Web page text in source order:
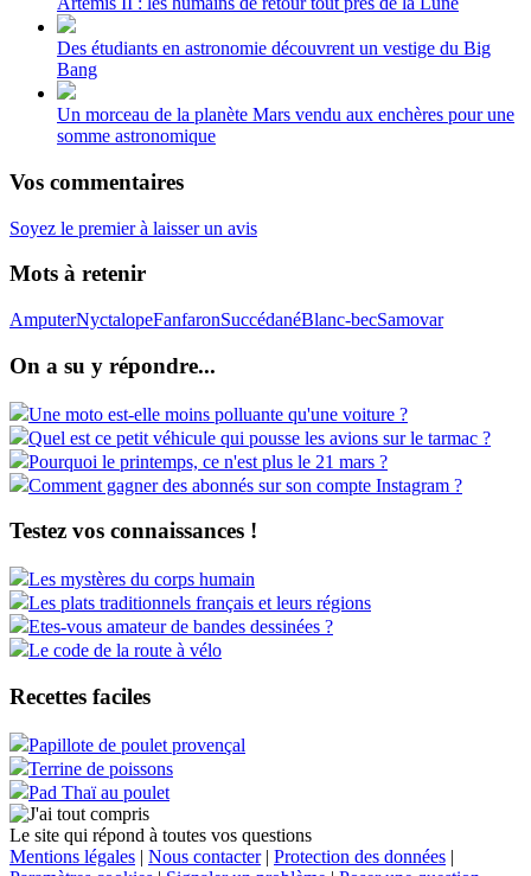
Des étudiants en astronomie découvrent un vestige du Big
Bang
Un morceau de la planète Mars vendu aux enchères pour une
somme astronomique
Vos commentaires
Soyez le premier à laisser un avis
Mots à retenir
AmputerNyctalopeFanfaronSuccédanéBlanc-becSamovar
On a su y répondre...
Une moto est-elle moins polluante qu'une voiture ?
Quel est ce petit véhicule qui pousse les avions sur le tarmac ?
Pourquoi le printemps, ce n'est plus le 21 mars ?
Comment gagner des abonnés sur son compte Instagram ?
Testez vos connaissances !
Les mystères du corps humain
Les plats traditionnels français et leurs régions
Etes-vous amateur de bandes dessinées ?
Le code de la route à vélo
Recettes faciles
Papillote de poulet provençal
Terrine de poissons
Pad Thaï au poulet
Le site qui répond à toutes vos questions
Mentions légales | Nous contacter| Protection des données |